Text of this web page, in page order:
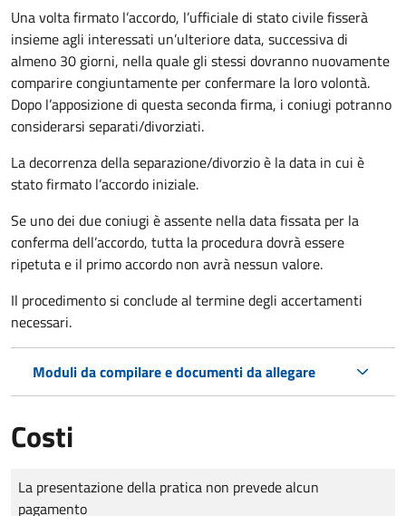
Una volta firmato l’accordo, l’ufficiale di stato civile fisserà
insieme agli interessati un’ulteriore data, successiva di
almeno 30 giorni, nella quale gli stessi dovranno nuovamente
comparire congiuntamente per confermare la loro volontà.
Dopo l’apposizione di questa seconda firma, i coniugi potranno
considerarsi separati/divorziati.
La decorrenza della separazione/divorzio è la data in cui è
stato firmato l’accordo iniziale.
Se uno dei due coniugi è assente nella data fissata per la
conferma dell’accordo, tutta la procedura dovrà essere
ripetuta e il primo accordo non avrà nessun valore.
Il procedimento si conclude al termine degli accertamenti
necessari.
Moduli da compilare e documenti da allegare
Costi
Tipo di pagamento
Importo
La presentazione della pratica non prevede alcun
pagamento